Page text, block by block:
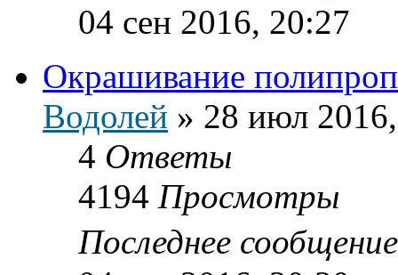
04 сен 2016, 20:27
Окрашивание
Водолей » 28 июл
4 Ответы
4194 Просмотры
Последнее